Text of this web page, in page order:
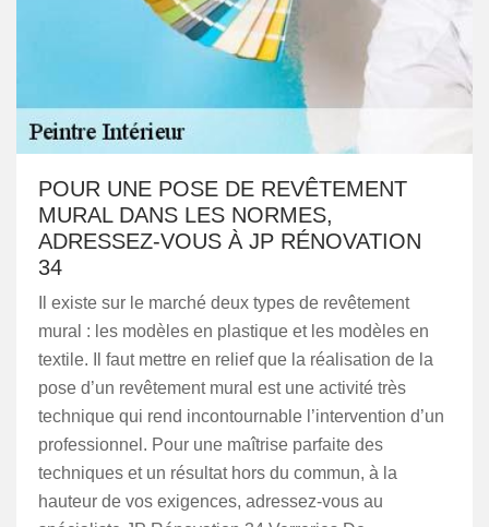
POUR UNE POSE DE REVÊTEMENT
MURAL DANS LES NORMES,
ADRESSEZ-VOUS À JP RÉNOVATION
34
Il existe sur le marché deux types de revêtement
mural : les modèles en plastique et les modèles en
textile. Il faut mettre en relief que la réalisation de la
pose d’un revêtement mural est une activité très
technique qui rend incontournable l’intervention d’un
professionnel. Pour une maîtrise parfaite des
techniques et un résultat hors du commun, à la
hauteur de vos exigences, adressez-vous au